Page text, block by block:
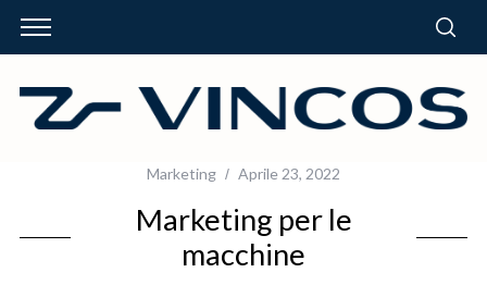
Marketing Aprile 23, 2022
Marketing per le
macchine